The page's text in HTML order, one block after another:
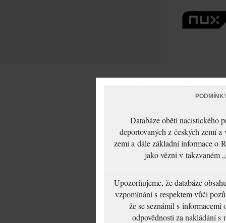
Databáze obětí nacistického
deportovaných z českých zemí
zemí a dále základní informace o
jako vězni v takzvaném
Upozorňujeme, že databáze
vzpomínání s respektem vůči
že se seznámil s
odpovědnosti za nakládání